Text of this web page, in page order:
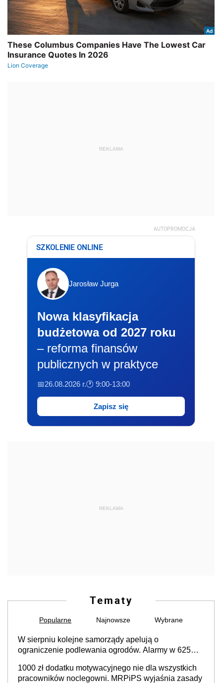
REKLAMA
AUTOPROMOCJA
SZKOLENIE ONLINE
Jarosław Jurga
Nowa klasyfikacja
budżetowa od 2027 roku
– reforma finansów
publicznych w praktyce
📅26.08.2026 r.🕐 9:00-13:00
Zapisz się
REKLAMA
Tematy
Popularne Najnowsze Wybrane
W sierpniu kolejne samorządy apelują o
ograniczenie podlewania ogrodów. Alarmy w 625
cały kraj
1000 zł dodatku motywacyjnego nie dla wszystkich
pracowników noclegowni. MRPiPS wyjaśnia zasady